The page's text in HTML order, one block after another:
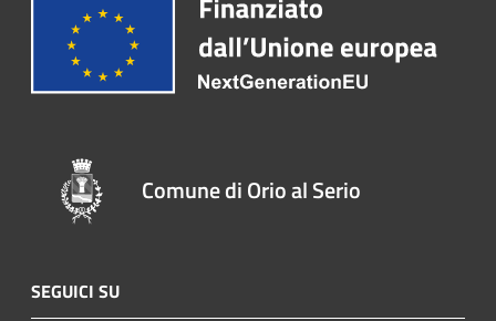
Comune di Orio al Serio
SEGUICI SU